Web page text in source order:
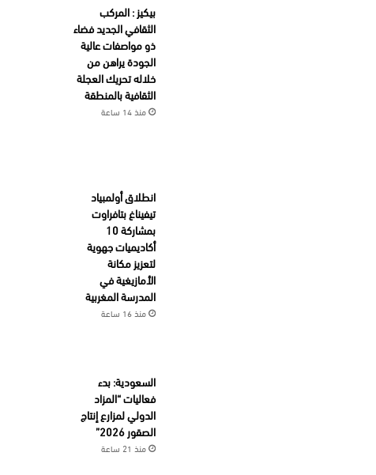
بيكيز : المركب
الثقافي الجديد فضاء
ذو مواصفات عالية
الجودة يراهن من
خلاله تحريك العجلة
الثقافية بالمنطقة
منذ 14 ساعة
انطلاق أولمبياد
تيفيناغ بتافراوت
بمشاركة 10
أكاديميات جهوية
لتعزيز مكانة
الأمازيغية في
المدرسة المغربية
منذ 16 ساعة
السعودية: بدء
فعاليات “المزاد
الدولي لمزارع إنتاج
الصقور 2026”
منذ 21 ساعة